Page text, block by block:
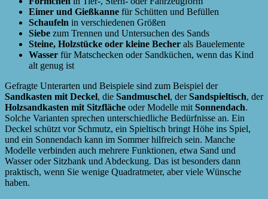
Eimer und Gießkanne für Schütten und Befüllen
Schaufeln in verschiedenen Größen
Siebe zum Trennen und Untersuchen des Sands
Steine, Holzstücke oder kleine Becher als Bauelemente
Wasser für Matschecken oder Sandküchen, wenn das Kind
alt genug ist
Gefragte Unterarten und Beispiele sind zum Beispiel der
Sandkasten mit Deckel, die Sandmuschel, derSandspieltisch, der
Holzsandkasten mit Sitzfläche oder Modelle mit Sonnendach.
Solche Varianten sprechen unterschiedliche Bedürfnisse an. Ein
Deckel schützt vor Schmutz, ein Spieltisch bringt Höhe ins Spiel,
und ein Sonnendach kann im Sommer hilfreich sein. Manche
Modelle verbinden auch mehrere Funktionen, etwa Sand und
Wasser oder Sitzbank und Abdeckung. Das ist besonders dann
praktisch, wenn Sie wenige Quadratmeter, aber viele Wünsche
haben.